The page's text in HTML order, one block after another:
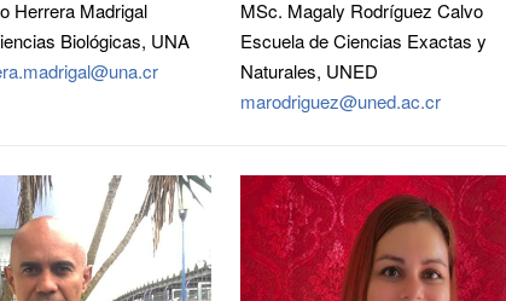
Herrera Madrigal
Biológicas, UNA
MSc. Magaly Rodríguez Calvo
Escuela de Ciencias Exactas y
Naturales, UNED
marodriguez@uned.ac.cr